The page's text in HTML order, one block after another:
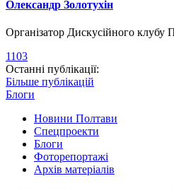
Олександр Золотухін
Організатор Дискусійного клубу
1103
Останні публікації:
Більше публікацій
Блоги
Новини Полтави
Спецпроекти
Блоги
Фоторепортажі
Архів матеріалів